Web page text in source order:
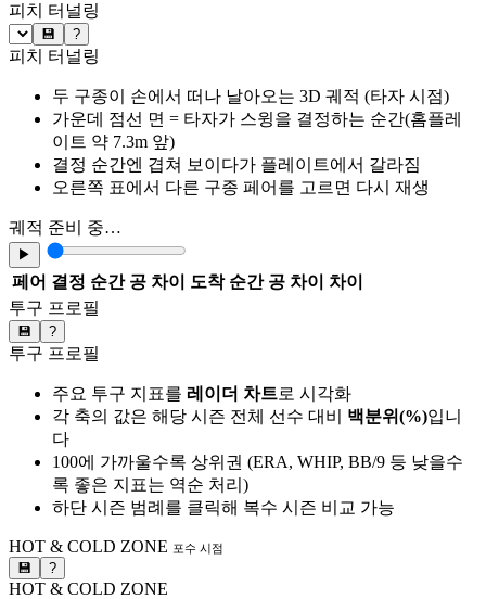
피치 터널링
💾 ?
피치 터널링
두 구종이 손에서 떠나 날아오는 3D 궤적 (타자 시점)
가운데 점선 면 = 타자가 스윙을 결정하는 순간(홈플레
이트 약 7.3m 앞)
결정 순간엔 겹쳐 보이다가 플레이트에서 갈라짐
오른쪽 표에서 다른 구종 페어를 고르면 다시 재생
궤적 준비 중…
▶
페어 결정 순간 공 차이 도착 순간 공 차이
차이
투구 프로필
💾 ?
투구 프로필
주요 투구 지표를 레이더 차트로 시각화
각 축의 값은 해당 시즌 전체 선수 대비 백분위(%)입니
다
100에 가까울수록 상위권 (ERA, WHIP, BB/9 등 낮을수
록 좋은 지표는 역순 처리)
하단 시즌 범례를 클릭해 복수 시즌 비교 가능
HOT & COLD ZONE 포수 시점
💾 ?
HOT & COLD ZONE